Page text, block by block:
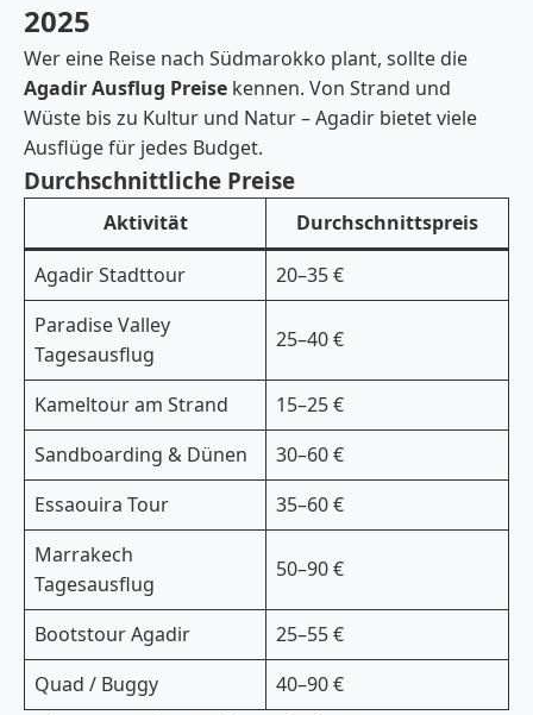
2025
Wer eine Reise nach Südmarokko plant, sollte die
Agadir Ausflug Preise kennen. Von Strand und
Wüste bis zu Kultur und Natur – Agadir bietet viele
Ausflüge für jedes Budget.
Durchschnittliche Preise
Aktivität
Durchschnittspreis
Agadir Stadttour
20–35 €
Paradise Valley
Tagesausflug
25–40 €
Kameltour am Strand
15–25 €
Sandboarding & Dünen
30–60 €
Essaouira Tour
35–60 €
Marrakech
Tagesausflug
50–90 €
Bootstour Agadir
25–55 €
Quad / Buggy
40–90 €